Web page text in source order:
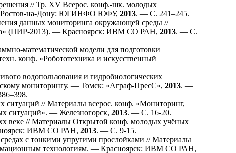
// Тр. XV Всерос. конф.-шк. молодых
— Ростов-на-Дону: ЮГИНФО ЮФУ, 2013. — С. 241–245.
данных мониторинга окружающей среды //
(ПИР-2013). — Красноярск: ИВМ СО РАН, 2013. — С.
математической модели для подготовки
конф. «Робототехника и искусственный
водопользования и гидробиологических
мониторингу. — Томск: «Аграф-ПресС», 2013. —
86–398.
ситуаций // Материалы всерос. конф. «Мониторинг,
ситуаций». — Железногорск, 2013. — С. 16-20.
веке // Материалы Открытой конф. молодых учёных
ИВМ СО РАН, 2013. — С. 9-15.
с тонкими упругими прослойками // Материалы
технологиям. — Красноярск: ИВМ СО РАН,